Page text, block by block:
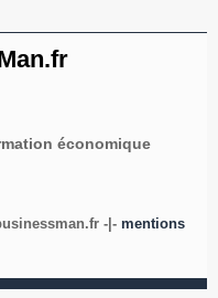
économique
-|- mentions